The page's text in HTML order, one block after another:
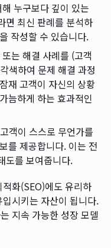
누구보다 깊이 있는
면 최신 판례를 분석하
작성할 수 있습니다.
는 해결 사례를 (고객
색하여 문제 해결 과정
재 고객이 자신의 상황
늠하게 하는 효과적인
고객이 스스로 무언가를
를 제공합니다. 이는 전
도를 보여줍니다.
화(SEO)에도 유리하
시키는 자산이 됩니다.
지속 가능한 성장 모델